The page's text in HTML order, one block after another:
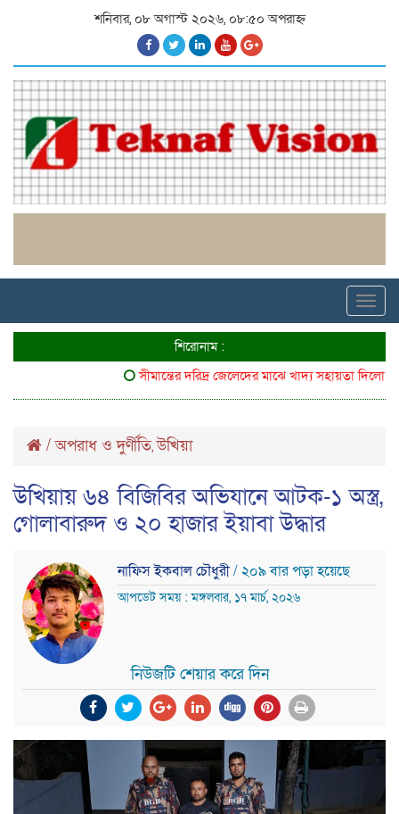
শনিবার, ০৮ অগাস্ট ২০২৬, ০৮:৫০ অপরাহ্ন
শিরোনাম :
সীমান্তের দরিদ্র জেলেদের মাঝে খাদ্য সহায়তা দিলো ৬৪
/অপরাধ ও দুর্ণীতি,উখিয়া
উখিয়ায় ৬৪ বিজিবির অভিযানে আটক-১ অস্ত্র,
গোলাবারুদ ও ২০ হাজার ইয়াবা উদ্ধার
নাফিস ইকবাল চৌধুরী/ ২০৯ বার পড়া হয়েছে
আপডেট সময় : মঙ্গলবার, ১৭ মার্চ, ২০২৬
নিউজটি শেয়ার করে দিন